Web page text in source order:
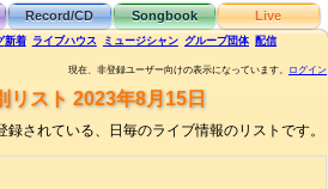
Record/CD Songbook Live
新着 ライブハウス ミュージシャン グループ団体 配信
現在、非登録ユーザー向けの表示になっています。 ログイン
リスト 2023年8月15日
されている、日毎のライブ情報のリストです。